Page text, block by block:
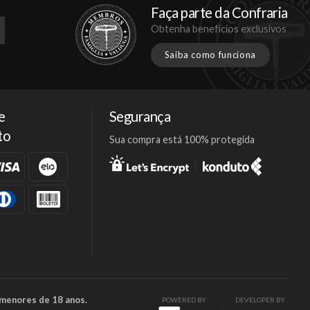
Faça parte da Confraria
Obtenha benefícios exclusivos
Saiba como funciona
Segurança
Sua compra está 100% protegida
de 18 anos. POWERED BY DEVELOPER BY